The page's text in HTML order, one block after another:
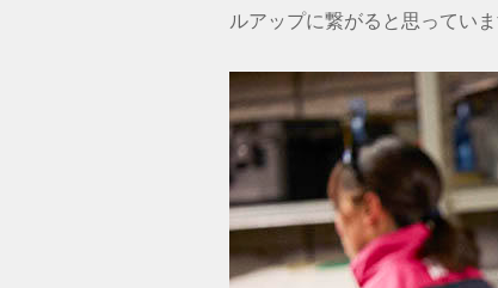
ルアップに繋がると思っていま